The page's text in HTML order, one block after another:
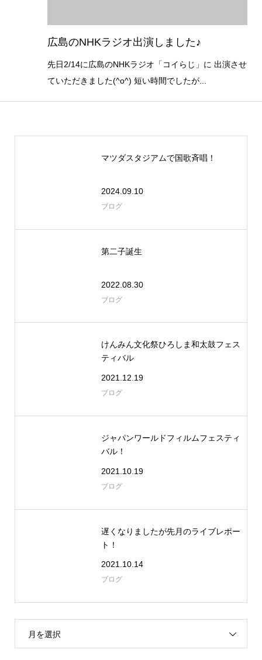
広島のNHKラジオ出演しました♪
先日2/14に広島のNHKラジオ「コイらじ」に 出演させ
ていただきました(^o^) 短い時間でしたが...
マツダスタジアムで国歌斉唱！
2024.09.10
ブログ
第二子誕生
2022.08.30
ブログ
けんみん文化祭ひろしま和太鼓フェス
ティバル
2021.12.19
ブログ
ジャパンワールドフィルムフェスティ
バル！
2021.10.19
ブログ
遅くなりましたが先月のライブレポー
ト！
2021.10.14
ブログ
月を選択